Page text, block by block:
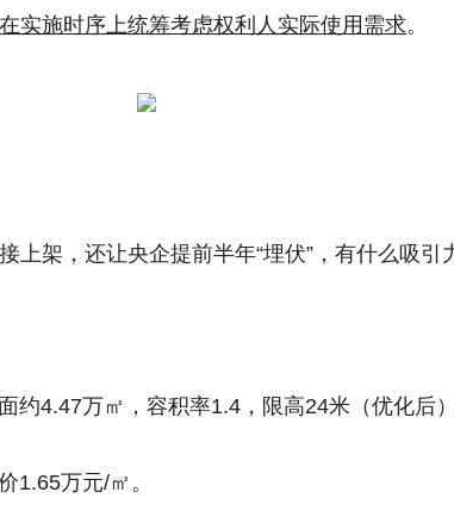
实施时序上统筹考虑权利人实际使用需求。
上架，还让央企提前半年“埋伏”，有什么吸引
约4.47万㎡，容积率1.4，限高24米（优化后）
1.65万元/㎡。